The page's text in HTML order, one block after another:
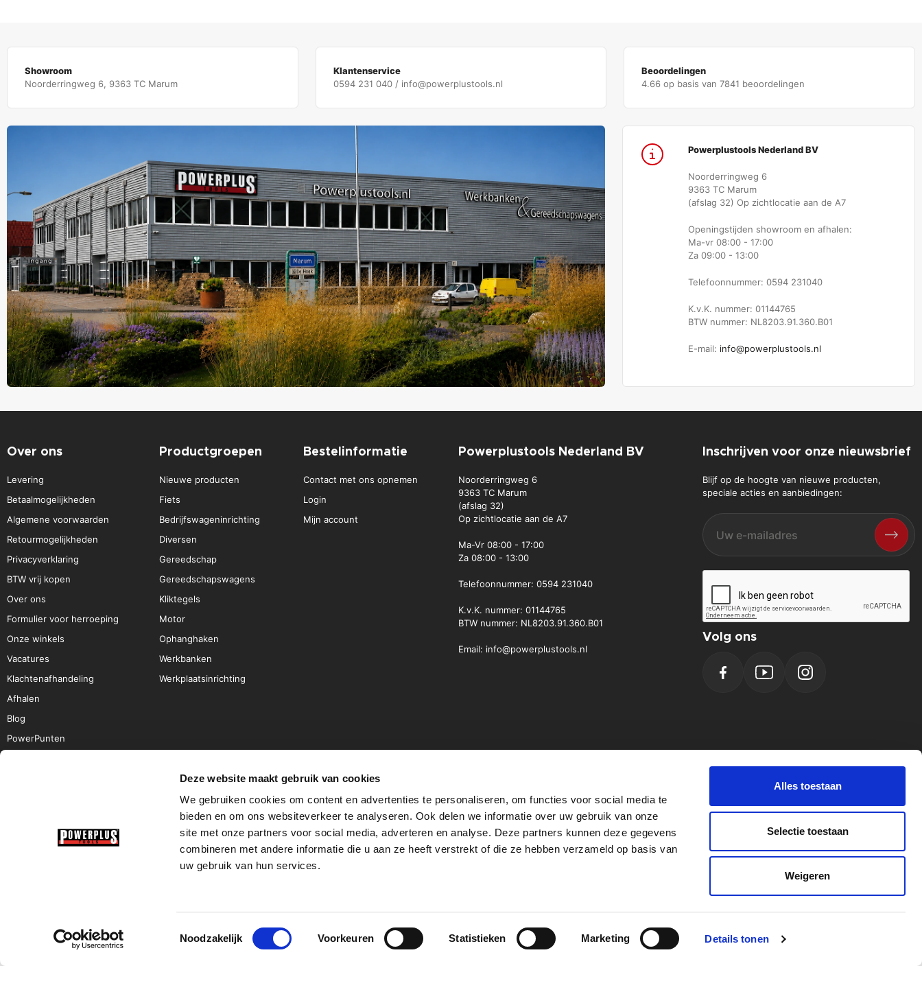
Deze website maakt gebruik van cookies
We gebruiken cookies om content en advertenties te personaliseren, om functies voor social media te
bieden en om ons websiteverkeer te analyseren. Ook delen we informatie over uw gebruik van onze
site met onze partners voor social media, adverteren en analyse. Deze partners kunnen deze gegevens
combineren met andere informatie die u aan ze heeft verstrekt of die ze hebben verzameld op basis van
uw gebruik van hun services.
Toestemmingsselectie
Noodzakelijk Voorkeuren Statistieken Marketing Details tonen
Alles toestaan
Selectie toestaan
Weigeren
Showroom
Noorderringweg 6, 9363 TC Marum
Klantenservice
0594 231 040 / info@powerplustools.nl
Beoordelingen
4.66 op basis van 7841 beoordelingen
Powerplustools Nederland BV
Noorderringweg 6
9363 TC Marum
(afslag 32) Op zichtlocatie aan de A7
Openingstijden showroom en afhalen:
Ma-vr 08:00 - 17:00
Za 09:00 - 13:00
Telefoonnummer: 0594 231040
K.v.K. nummer: 01144765
BTW nummer: NL8203.91.360.B01
E-mail: info@powerplustools.nl
Over ons
Levering
Betaalmogelijkheden
Algemene voorwaarden
Retourmogelijkheden
Privacyverklaring
BTW vrij kopen
Over ons
Formulier voor herroeping
Onze winkels
Vacatures
Klachtenafhandeling
Afhalen
Blog
PowerPunten
Productgroepen
Nieuwe producten
Fiets
Bedrijfswageninrichting
Diversen
Gereedschap
Gereedschapswagens
Kliktegels
Motor
Ophanghaken
Werkbanken
Werkplaatsinrichting
Bestelinformatie
Contact met ons opnemen
Login
Mijn account
Powerplustools Nederland BV
Noorderringweg 6
9363 TC Marum
(afslag 32)
Op zichtlocatie aan de A7
Ma-Vr 08:00 - 17:00
Za 08:00 - 13:00
Telefoonnummer:0594 231040
K.v.K. nummer: 01144765
BTW nummer: NL8203.91.360.B01
Email: info@powerplustools.nl
Inschrijven voor onze nieuwsbrief
Blijf op de hoogte van nieuwe producten,
speciale acties en aanbiedingen:
Volg ons
Algemene voorwaarden Powerplustools - 2026©